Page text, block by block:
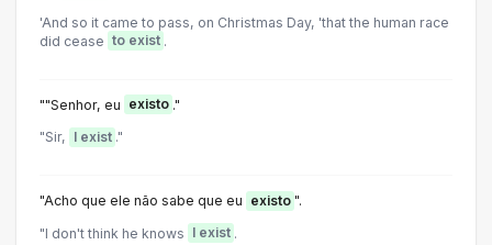
'And so it came to pass, on Christmas Day, 'that the human race
did cease to exist .
""Senhor, eu existo ."
"Sir, I exist ."
"Acho que ele não sabe que eu existo ".
"I don't think he knows I exist .